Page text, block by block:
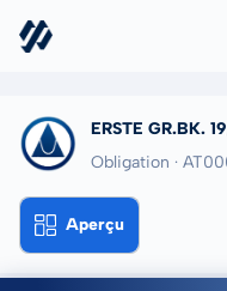
ERSTE GR.BK.
Obligation ·
Aperçu